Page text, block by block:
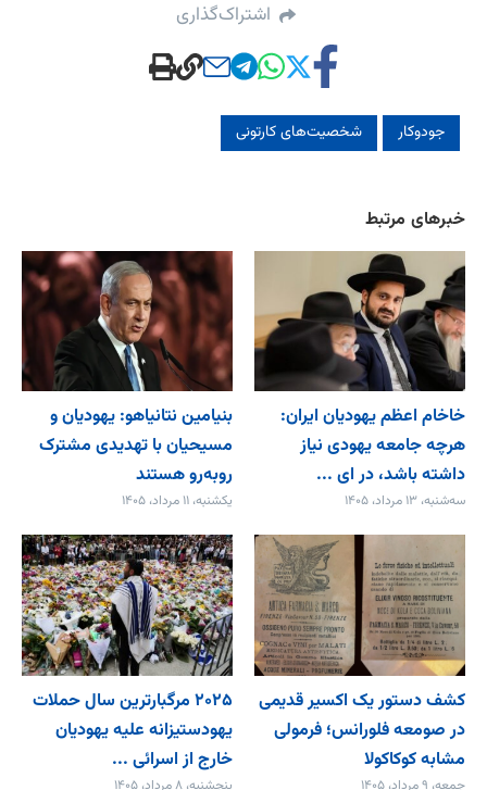
اشتراک‌گذاری
جودوکار شخصیت‌های کارتونی
خبرهای مرتبط
خاخام اعظم یهودیان ایران:
هرچه جامعه یهودی نیاز
داشته باشد، در ای ...
سه‌شنبه، ۱۳ مرداد، ۱۴۰۵
بنیامین نتانیاهو: یهودیان و
مسیحیان با تهدیدی مشترک
روبه‌رو هستند
یکشنبه، ۱۱ مرداد، ۱۴۰۵
کشف دستور یک اکسیر قدیمی
در صومعه فلورانس؛ فرمولی
مشابه کوکاکولا
جمعه، ۹ مرداد، ۱۴۰۵
۲۰۲۵ مرگبارترین سال حملات
یهودستیزانه علیه یهودیان
خارج از اسرائی ...
پنجشنبه، ۸ مرداد، ۱۴۰۵